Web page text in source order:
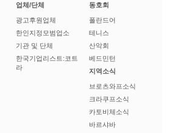
업체/단체
광고후원업체
한인지정모범업소
기관 및 단체
한국기업리스트:코트
라
동호회
폴란드어
테니스
산악회
베드민턴
지역소식
브로츠와프소식
크라쿠프소식
카토비체소식
바르샤바